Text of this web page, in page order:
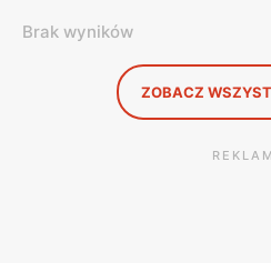
Brak wyników
ZOBACZ